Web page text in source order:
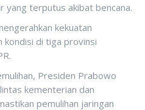
yang terputus akibat bencana.
kekuatan
kondisi di tiga provinsi
Presiden Prabowo
kementerian dan
pemulihan jaringan